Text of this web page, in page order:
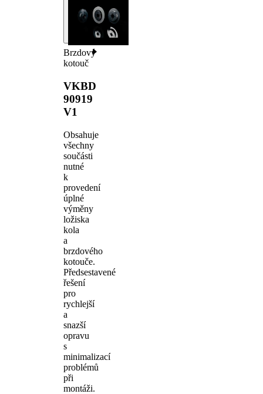
Brzdový
kotouč
VKBD
90919
V1
Obsahuje
všechny
součásti
nutné
k
provedení
úplné
výměny
ložiska
kola
a
brzdového
kotouče.
Předsestavené
řešení
pro
rychlejší
a
snazší
opravu
s
minimalizací
problémů
při
montáži.